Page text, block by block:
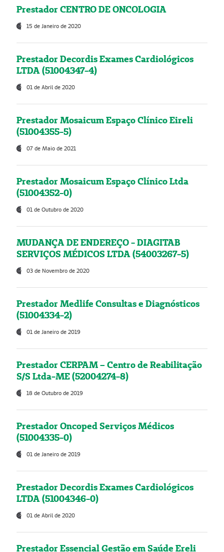
Prestador CENTRO DE ONCOLOGIA
15 de Janeiro de 2020
Prestador Decordis Exames Cardiológicos
LTDA (51004347-4)
01 de Abril de 2020
Prestador Mosaicum Espaço Clínico Eireli
(51004355-5)
07 de Maio de 2021
Prestador Mosaicum Espaço Clínico Ltda
(51004352-0)
01 de Outubro de 2020
MUDANÇA DE ENDEREÇO - DIAGITAB
SERVIÇOS MÉDICOS LTDA (54003267-5)
03 de Novembro de 2020
Prestador Medlife Consultas e Diagnósticos
(51004334-2)
01 de Janeiro de 2019
Prestador CERPAM – Centro de Reabilitação
S/S Ltda-ME (52004274-8)
18 de Outubro de 2019
Prestador Oncoped Serviços Médicos
(51004335-0)
01 de Janeiro de 2019
Prestador Decordis Exames Cardiológicos
LTDA (51004346-0)
01 de Abril de 2020
Prestador Essencial Gestão em Saúde Ereli